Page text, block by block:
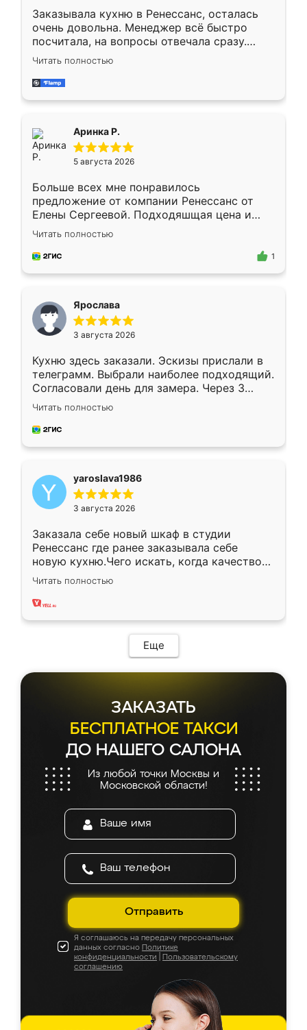
Заказывала кухню в Ренессанс, осталась
очень довольна. Менеджер всё быстро
посчитала, на вопросы отвечала сразу.
Замерщик приехал в субботу, подошёл к
делу со всей ответственностью. Собрали
за день, ребята работали аккуратно, даже
Читать полностью
Аринка Р.
5 августа 2026
Больше всех мне понравилось
предложение от компании Ренессанс от
Елены Сергеевой. Подходяшщая цена и
короткие сроки изготовления. Приехавший
для замера сотрудник Владислав
предложил по моему эскизу самый
Читать полностью
1
Ярослава
3 августа 2026
Кухню здесь заказали. Эскизы прислали в
телеграмм. Выбрали наиболее подходящий.
Согласовали день для замера. Через 3
недели кухня была уже готова. Остались
довольны работой. Спасибо Ренессанс
мебель за качественную работу!
Читать полностью
yaroslava1986
3 августа 2026
Заказала себе новый шкаф в студии
Ренессанс где ранее заказывала себе
новую кухню.Чего искать, когда качеством
вполне довольна. Служит кухня уже почти
два года, нареканий нет.
Читать полностью
Еще
ЗАКАЗАТЬ
БЕСПЛАТНОЕ ТАКСИ
ДО НАШЕГО САЛОНА
Из любой точки Москвы и
Московской области!
Отправить
Я соглашаюсь на передачу персональных
данных согласно Политике
конфиденциальности
Пользовательскому
соглашению